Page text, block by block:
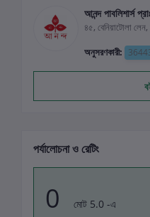
আনন্দ পাবলিশার্স
৪৫, বেনিয়াটোলা
অনুসরণকারী:
পর্যালোচনা ও রেটিং
0 মোট 5.0 -এ